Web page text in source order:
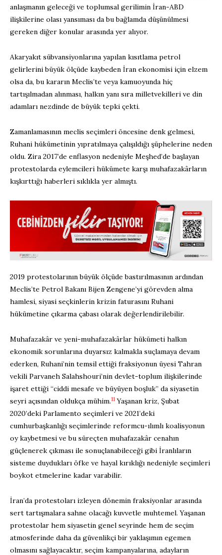
anlaşmanın geleceği ve toplumsal gerilimin İran-ABD
ilişkilerine olası yansıması da bu bağlamda düşünülmesi
gereken diğer konular arasında yer alıyor.
Akaryakıt sübvansiyonlarına yapılan kısıtlama petrol
gelirlerini büyük ölçüde kaybeden İran ekonomisi için elzem
olsa da, bu kararın Meclis’te veya kamuoyunda hiç
tartışılmadan alınması, halkın yanı sıra milletvekilleri ve din
adamları nezdinde de büyük tepki çekti.
Zamanlamasının meclis seçimleri öncesine denk gelmesi,
Ruhani hükümetinin yıpratılmaya çalışıldığı şüphelerine neden
oldu. Zira 2017’de enflasyon nedeniyle Meşhed’de başlayan
protestolarda eylemcileri hükümete karşı muhafazakârların
kışkırttığı haberleri sıklıkla yer almıştı.
2019 protestolarının büyük ölçüde bastırılmasının ardından
Meclis’te Petrol Bakanı Bijen Zengene’yi görevden alma
hamlesi, siyasi seçkinlerin krizin faturasını Ruhani
hükümetine çıkarma çabası olarak değerlendirilebilir.
Muhafazakâr ve yeni-muhafazakârlar hükümeti halkın
ekonomik sorunlarına duyarsız kalmakla suçlamaya devam
ederken, Ruhani’nin temsil ettiği fraksiyonun üyesi Tahran
vekili Parvaneh Salahshouri’nin devlet-toplum ilişkilerinde
işaret ettiği “ciddi mesafe ve büyüyen boşluk” da siyasetin
seyri açısından oldukça mühim.11 Yaşanan kriz, Şubat
2020’deki Parlamento seçimleri ve 2021’deki
cumhurbaşkanlığı seçimlerinde reformcu-ılımlı koalisyonun
oy kaybetmesi ve bu süreçten muhafazakâr cenahın
güçlenerek çıkması ile sonuçlanabileceği gibi İranlıların
sisteme duydukları öfke ve hayal kırıklığı nedeniyle seçimleri
boykot etmelerine kadar varabilir.
İran’da protestoları izleyen dönemin fraksiyonlar arasında
sert tartışmalara sahne olacağı kuvvetle muhtemel. Yaşanan
protestolar hem siyasetin genel seyrinde hem de seçim
atmosferinde daha da güvenlikçi bir yaklaşımın egemen
olmasını sağlayacaktır, seçim kampanyalarına, adayların